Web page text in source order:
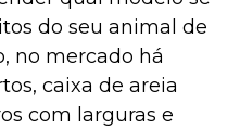
do seu animal de
no mercado há
caixa de areia
com larguras e